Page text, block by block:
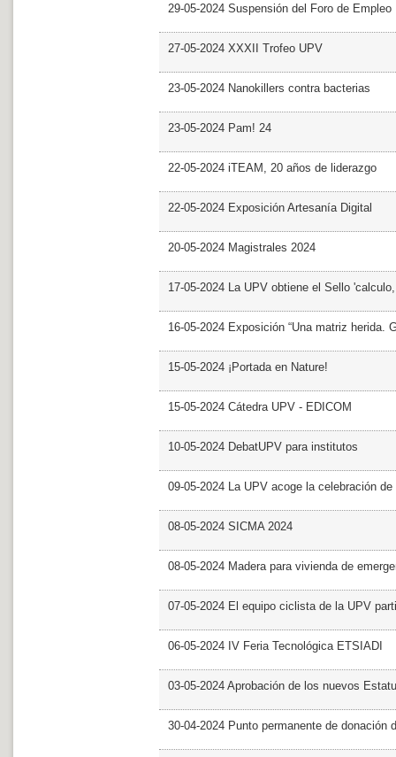
29-05-2024 Suspensión del Foro de Empleo
27-05-2024 XXXII Trofeo UPV
23-05-2024 Nanokillers contra bacterias
23-05-2024 Pam! 24
22-05-2024 iTEAM, 20 años de liderazgo
22-05-2024 Exposición Artesanía Digital
20-05-2024 Magistrales 2024
17-05-2024 La UPV obtiene el Sello
16-05-2024 Exposición “Una matriz herida.
15-05-2024 ¡Portada en Nature!
15-05-2024 Cátedra UPV - EDICOM
10-05-2024 DebatUPV para institutos
09-05-2024 La UPV acoge la celebración
08-05-2024 SICMA 2024
08-05-2024 Madera para vivienda de
07-05-2024 El equipo ciclista de la UPV
06-05-2024 IV Feria Tecnológica ETSIADI
03-05-2024 Aprobación de los nuevos
30-04-2024 Punto permanente de donación